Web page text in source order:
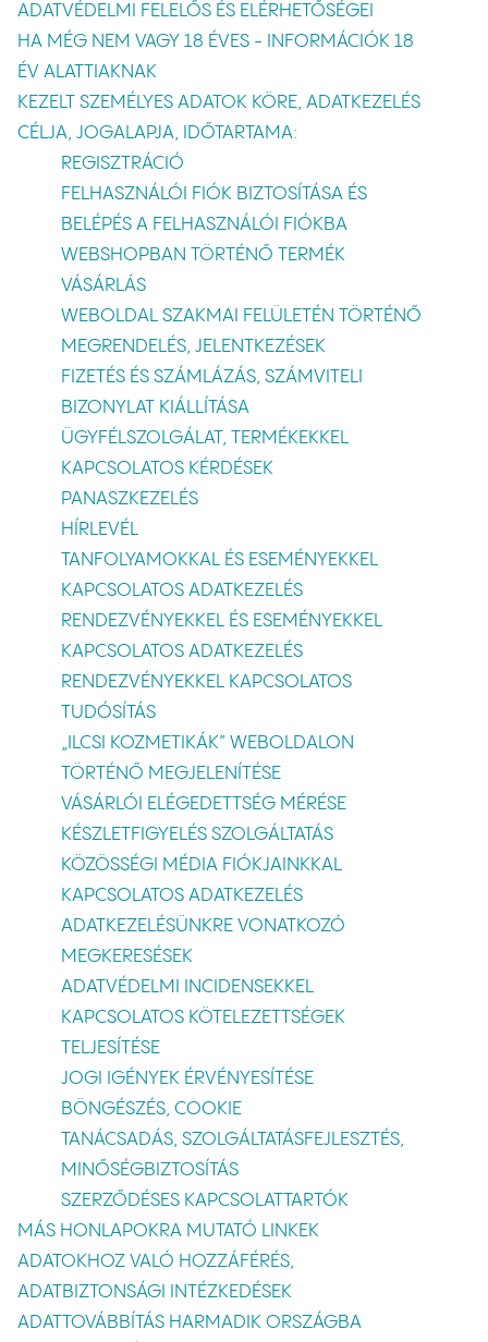
ADATVÉDELMI FELELŐS ÉS ELÉRHETŐSÉGEI
HA MÉG NEM VAGY 18 ÉVES - INFORMÁCIÓK 18
ÉV ALATTIAKNAK
KEZELT SZEMÉLYES ADATOK KÖRE, ADATKEZELÉS
CÉLJA, JOGALAPJA, IDŐTARTAMA:
REGISZTRÁCIÓ
FELHASZNÁLÓI FIÓK BIZTOSÍTÁSA ÉS
BELÉPÉS A FELHASZNÁLÓI FIÓKBA
WEBSHOPBAN TÖRTÉNŐ TERMÉK
VÁSÁRLÁS
WEBOLDAL SZAKMAI FELÜLETÉN TÖRTÉNŐ
MEGRENDELÉS, JELENTKEZÉSEK
FIZETÉS ÉS SZÁMLÁZÁS, SZÁMVITELI
BIZONYLAT KIÁLLÍTÁSA
ÜGYFÉLSZOLGÁLAT, TERMÉKEKKEL
KAPCSOLATOS KÉRDÉSEK
PANASZKEZELÉS
HÍRLEVÉL
TANFOLYAMOKKAL ÉS ESEMÉNYEKKEL
KAPCSOLATOS ADATKEZELÉS
RENDEZVÉNYEKKEL ÉS ESEMÉNYEKKEL
KAPCSOLATOS ADATKEZELÉS
RENDEZVÉNYEKKEL KAPCSOLATOS
TUDÓSÍTÁS
„ILCSI KOZMETIKÁK” WEBOLDALON
TÖRTÉNŐ MEGJELENÍTÉSE
VÁSÁRLÓI ELÉGEDETTSÉG MÉRÉSE
KÉSZLETFIGYELÉS SZOLGÁLTATÁS
KÖZÖSSÉGI MÉDIA FIÓKJAINKKAL
KAPCSOLATOS ADATKEZELÉS
ADATKEZELÉSÜNKRE VONATKOZÓ
MEGKERESÉSEK
ADATVÉDELMI INCIDENSEKKEL
KAPCSOLATOS KÖTELEZETTSÉGEK
TELJESÍTÉSE
JOGI IGÉNYEK ÉRVÉNYESÍTÉSE
BÖNGÉSZÉS, COOKIE
TANÁCSADÁS, SZOLGÁLTATÁSFEJLESZTÉS,
MINŐSÉGBIZTOSÍTÁS
SZERZŐDÉSES KAPCSOLATTARTÓK
MÁS HONLAPOKRA MUTATÓ LINKEK
ADATOKHOZ VALÓ HOZZÁFÉRÉS,
ADATBIZTONSÁGI INTÉZKEDÉSEK
ADATTOVÁBBÍTÁS HARMADIK ORSZÁGBA